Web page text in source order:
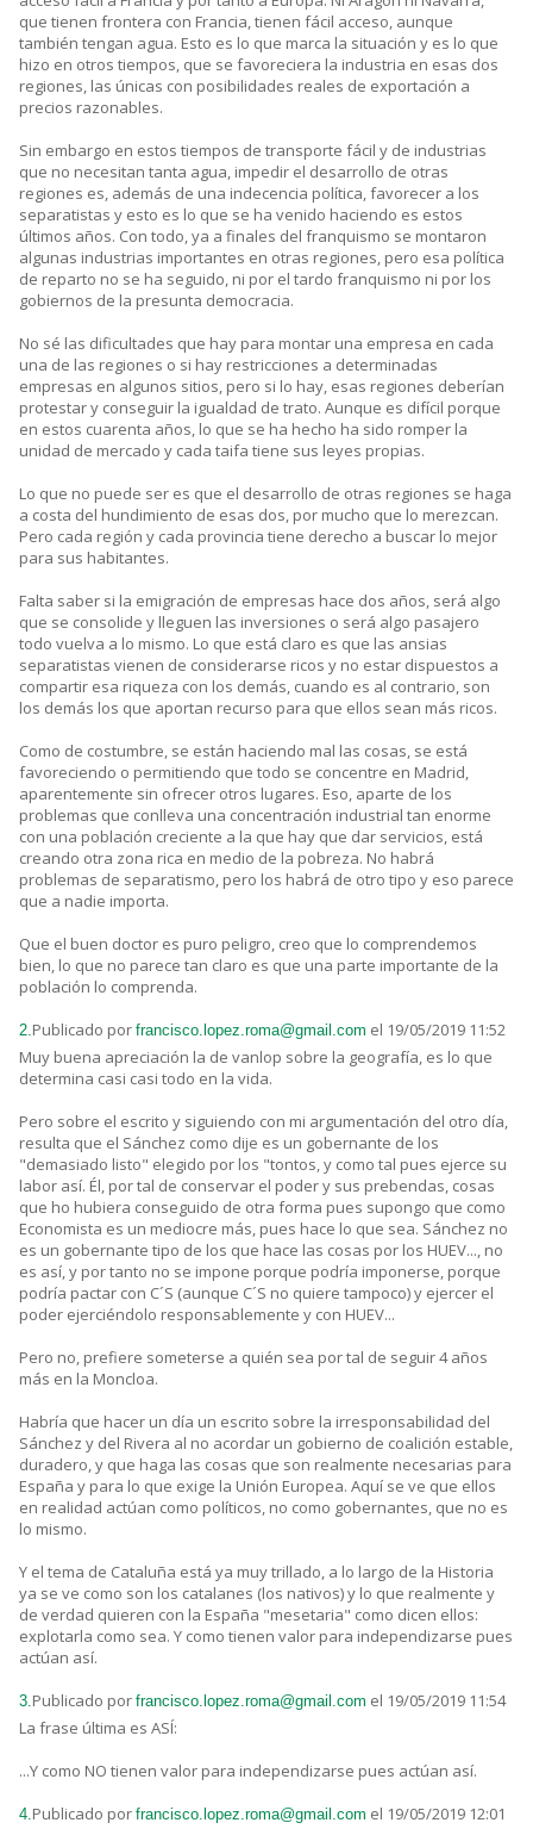
que tienen frontera con Francia, tienen fácil acceso, aunque
también tengan agua. Esto es lo que marca la situación y es lo que
hizo en otros tiempos, que se favoreciera la industria en esas dos
regiones, las únicas con posibilidades reales de exportación a
precios razonables.
Sin embargo en estos tiempos de transporte fácil y de industrias
que no necesitan tanta agua, impedir el desarrollo de otras
regiones es, además de una indecencia política, favorecer a los
separatistas y esto es lo que se ha venido haciendo es estos
últimos años. Con todo, ya a finales del franquismo se montaron
algunas industrias importantes en otras regiones, pero esa política
de reparto no se ha seguido, ni por el tardo franquismo ni por los
gobiernos de la presunta democracia.
No sé las dificultades que hay para montar una empresa en cada
una de las regiones o si hay restricciones a determinadas
empresas en algunos sitios, pero si lo hay, esas regiones deberían
protestar y conseguir la igualdad de trato. Aunque es difícil porque
en estos cuarenta años, lo que se ha hecho ha sido romper la
unidad de mercado y cada taifa tiene sus leyes propias.
Lo que no puede ser es que el desarrollo de otras regiones se haga
a costa del hundimiento de esas dos, por mucho que lo merezcan.
Pero cada región y cada provincia tiene derecho a buscar lo mejor
para sus habitantes.
Falta saber si la emigración de empresas hace dos años, será algo
que se consolide y lleguen las inversiones o será algo pasajero
todo vuelva a lo mismo. Lo que está claro es que las ansias
separatistas vienen de considerarse ricos y no estar dispuestos a
compartir esa riqueza con los demás, cuando es al contrario, son
los demás los que aportan recurso para que ellos sean más ricos.
Como de costumbre, se están haciendo mal las cosas, se está
favoreciendo o permitiendo que todo se concentre en Madrid,
aparentemente sin ofrecer otros lugares. Eso, aparte de los
problemas que conlleva una concentración industrial tan enorme
con una población creciente a la que hay que dar servicios, está
creando otra zona rica en medio de la pobreza. No habrá
problemas de separatismo, pero los habrá de otro tipo y eso parece
que a nadie importa.
Que el buen doctor es puro peligro, creo que lo comprendemos
bien, lo que no parece tan claro es que una parte importante de la
población lo comprenda.
2.Publicado por francisco.lopez.roma@gmail.com el 19/05/2019 11:52
Muy buena apreciación la de vanlop sobre la geografía, es lo que
determina casi casi todo en la vida.
Pero sobre el escrito y siguiendo con mi argumentación del otro día,
resulta que el Sánchez como dije es un gobernante de los
"demasiado listo" elegido por los "tontos, y como tal pues ejerce su
labor así. Él, por tal de conservar el poder y sus prebendas, cosas
que ho hubiera conseguido de otra forma pues supongo que como
Economista es un mediocre más, pues hace lo que sea. Sánchez no
es un gobernante tipo de los que hace las cosas por los HUEV..., no
es así, y por tanto no se impone porque podría imponerse, porque
podría pactar con C´S (aunque C´S no quiere tampoco) y ejercer el
poder ejerciéndolo responsablemente y con HUEV...
Pero no, prefiere someterse a quién sea por tal de seguir 4 años
más en la Moncloa.
Habría que hacer un día un escrito sobre la irresponsabilidad del
Sánchez y del Rivera al no acordar un gobierno de coalición estable,
duradero, y que haga las cosas que son realmente necesarias para
España y para lo que exige la Unión Europea. Aquí se ve que ellos
en realidad actúan como políticos, no como gobernantes, que no es
lo mismo.
Y el tema de Cataluña está ya muy trillado, a lo largo de la Historia
ya se ve como son los catalanes (los nativos) y lo que realmente y
de verdad quieren con la España "mesetaria" como dicen ellos:
explotarla como sea. Y como tienen valor para independizarse pues
actúan así.
3.Publicado por francisco.lopez.roma@gmail.com el 19/05/2019 11:54
La frase última es ASÍ:
...Y como NO tienen valor para independizarse pues actúan así.
4.Publicado por francisco.lopez.roma@gmail.com el 19/05/2019 12:01